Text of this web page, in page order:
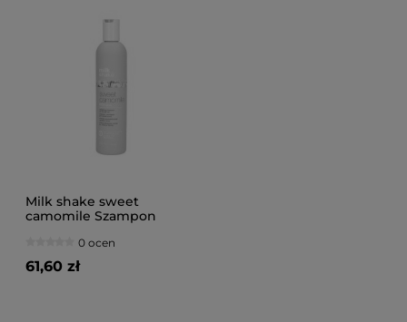
Milk shake sweet
camomile Szampon
blond 300ml
0 ocen
61,60 zł